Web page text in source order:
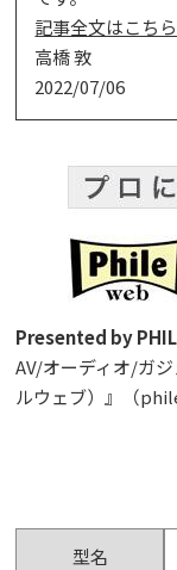
記事全文はこちら
高橋 敦
2022/07/06
Presented by
AV/オーディオ/ガ
ルウェブ）』（
型名